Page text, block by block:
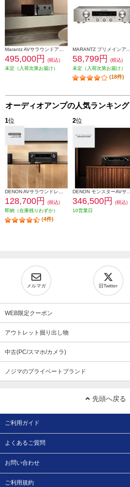
495,000円
(税込)
未定（入荷次第お届け）
58,799円
(税込)
未定（入荷次第お届け）
(18件)
オーディオアンプの人気ランキング
1位
128,700円
(税込)
即納（在庫残りわずか）
(4件)
2位
346,500円
(税込)
10営業日
メルマガ 旧Twitter
WEB限定クーポン
アウトレット掘り出し物
中古(PC/スマホ/カメラ)
ノジマのプライベートブランド
先頭へ戻る
ご利用ガイド
よくあるご質問
お問い合わせ
ご利用規約